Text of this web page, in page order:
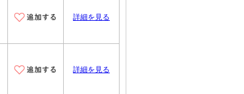
詳細を見る
詳細を見る